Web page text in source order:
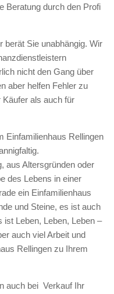
Beratung durch den Profi
berät Sie unabhängig. Wir
nicht den Gang über
aber helfen Fehler zu
als auch für
Einfamilienhaus Rellingen
aus Altersgründen oder
des Lebens in einer
ein Einfamilienhaus
und Steine, es ist auch
ist Leben, Leben, Leben –
auch viel Arbeit und
Rellingen zu Ihrem
auch bei Verkauf Ihr